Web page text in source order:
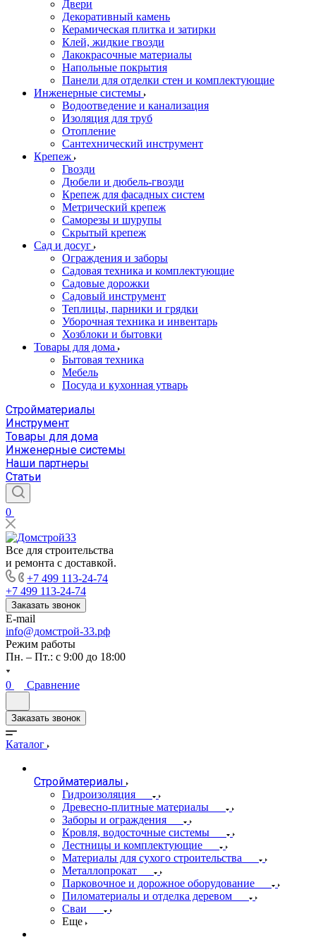
Двери
Декоративный камень
Керамическая плитка и затирки
Клей, жидкие гвозди
Лакокрасочные материалы
Напольные покрытия
Панели для отделки стен и комплектующие
Инженерные системы
Водоотведение и канализация
Изоляция для труб
Отопление
Сантехнический инструмент
Крепеж
Гвозди
Дюбели и дюбель-гвозди
Крепеж для фасадных систем
Метрический крепеж
Саморезы и шурупы
Скрытый крепеж
Сад и досуг
Ограждения и заборы
Садовая техника и комплектующие
Садовые дорожки
Садовый инструмент
Теплицы, парники и грядки
Уборочная техника и инвентарь
Хозблоки и бытовки
Товары для дома
Бытовая техника
Мебель
Посуда и кухонная утварь
Стройматериалы
Инструмент
Товары для дома
Инженерные системы
Наши партнеры
Статьи
0
Все для строительства
и ремонта с доставкой.
+7 499 113-24-74
+7 499 113-24-74
Заказать звонок
E-mail
info@домстрой-33.рф
Режим работы
Пн. – Пт.: с 9:00 до 18:00
0 Сравнение
Заказать звонок
Каталог
Стройматериалы
Гидроизоляция
Древесно-плитные материалы
Заборы и ограждения
Кровля, водосточные системы
Лестницы и комплектующие
Материалы для сухого строительства
Металлопрокат
Парковочное и дорожное оборудование
Пиломатериалы и отделка деревом
Сваи
Еще